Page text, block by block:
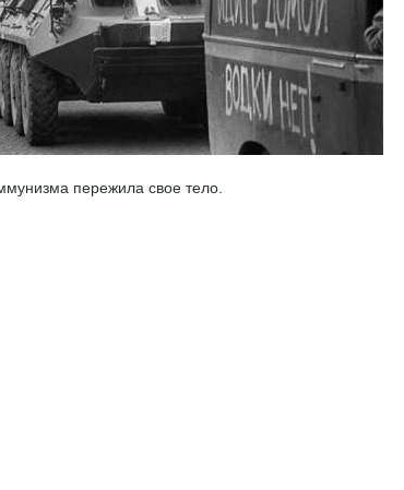
пережила свое тело.